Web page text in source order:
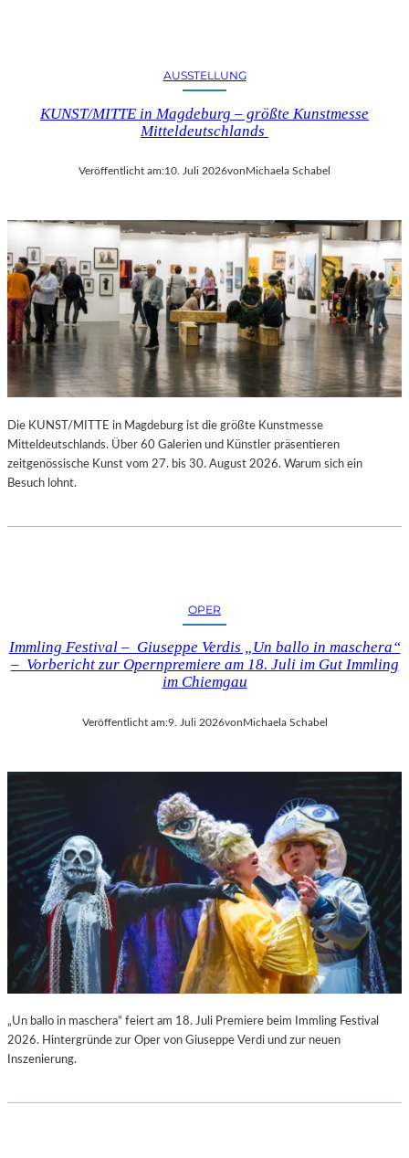
AUSSTELLUNG
KUNST/MITTE in Magdeburg – größte Kunstmesse
Mitteldeutschlands
Veröffentlicht am:10. Juli 2026vonMichaela Schabel
Die KUNST/MITTE in Magdeburg ist die größte Kunstmesse
Mitteldeutschlands. Über 60 Galerien und Künstler präsentieren
zeitgenössische Kunst vom 27. bis 30. August 2026. Warum sich ein
Besuch lohnt.
OPER
Immling Festival – Giuseppe Verdis „Un ballo in maschera“
– Vorbericht zur Opernpremiere am 18. Juli im Gut Immling
im Chiemgau
Veröffentlicht am:9. Juli 2026vonMichaela Schabel
„Un ballo in maschera“ feiert am 18. Juli Premiere beim Immling Festival
2026. Hintergründe zur Oper von Giuseppe Verdi und zur neuen
Inszenierung.